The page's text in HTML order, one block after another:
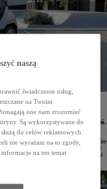
stworzony z myślą o miejskiej
Prototyp posiada dach
w duchu stylistycznej prostoty,
wysoką funkcjonalnością na co dzień.
spojrzenie na zelektryfikowaną
czerpie inspirację z rozwiązań, które
(2021) oraz Paryżu (2024). FT-Me
wyzwaniach współczesnych przestrzeni
naszą
świadczenie usług,
na Twoim
one nam zrozumieć
Są wykorzystywane do
do celów reklamowych.
nie wyrażasz na to zgody,
informacje na ten temat